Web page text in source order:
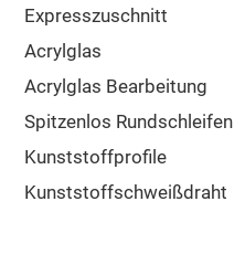
Expresszuschnitt
Acrylglas
Acrylglas Bearbeitung
Spitzenlos Rundschleifen
Kunststoffprofile
Kunststoffschweißdraht